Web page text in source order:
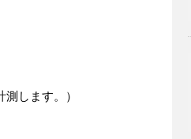
します。）